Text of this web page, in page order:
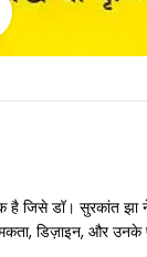
Click to enlarge
है जिसे डॉ। सुरकांत
डिज़ाइन, और